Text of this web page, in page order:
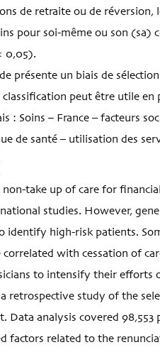
de retraite ou de
pour soi-même ou son
0,05).
présente un biais de
peut être utile
: Soins – France – facteurs
de santé – utilisation des
non-take up of care for
studies. However,
identify high-risk patients.
correlated with cessation of
to intensify their efforts
retrospective study of the
Data analysis covered
factors related to the